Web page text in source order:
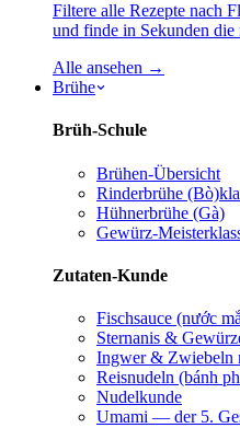
Filtere alle Rezepte nach
und finde in Sekunden die
Alle ansehen →
Brühe
Brüh-Schule
Brühen-Übersicht
Rinderbrühe (Bò)
Hühnerbrühe (Gà)
Gewürz-
Zutaten-Kunde
Fischsauce (nước
Sternanis &
Ingwer & Zwiebeln
Reisnudeln (bánh
Nudelkunde
Umami — der 5.